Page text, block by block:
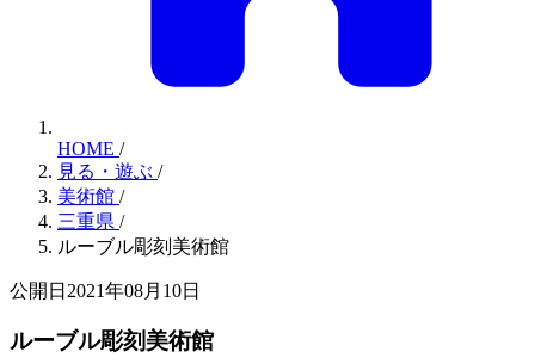
HOME /
見る・遊ぶ /
美術館 /
三重県 /
ルーブル彫刻美術館
公開日2021年08月10日
ルーブル彫刻美術館